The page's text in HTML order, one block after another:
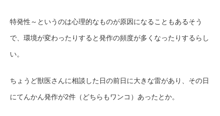
特発性～というのは心理的なものが原因になることもあるそう
で、環境が変わったりすると発作の頻度が多くなったりするらし
い。
ちょうど獣医さんに相談した日の前日に大きな雷があり、その日
にてんかん発作が2件（どちらもワンコ）あったとか。